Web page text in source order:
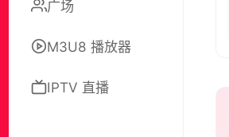
广场
M3U8 播放器
IPTV 直播